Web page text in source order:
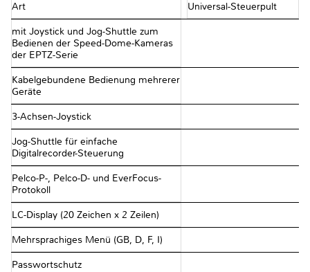
Art Universal-Steuerpult
mit Joystick und Jog-Shuttle zum
Bedienen der Speed-Dome-Kameras
der EPTZ-Serie
Kabelgebundene Bedienung mehrerer
Geräte
3-Achsen-Joystick
Jog-Shuttle für einfache
Digitalrecorder-Steuerung
Pelco-P-, Pelco-D- und EverFocus-
Protokoll
LC-Display (20 Zeichen x 2 Zeilen)
Mehrsprachiges Menü (GB, D, F, I)
Passwortschutz